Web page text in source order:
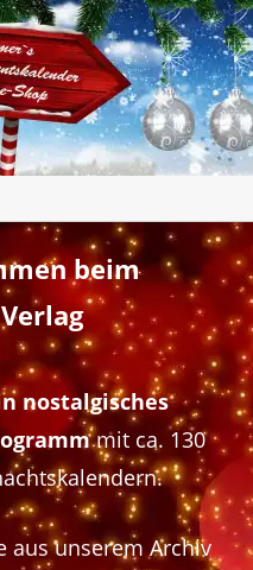
beim
nostalgisches
mit ca. 130
aus unserem Archiv